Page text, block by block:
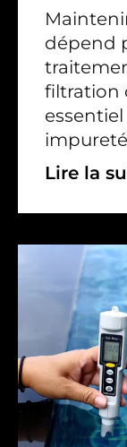
dépend
filtration
Lire la